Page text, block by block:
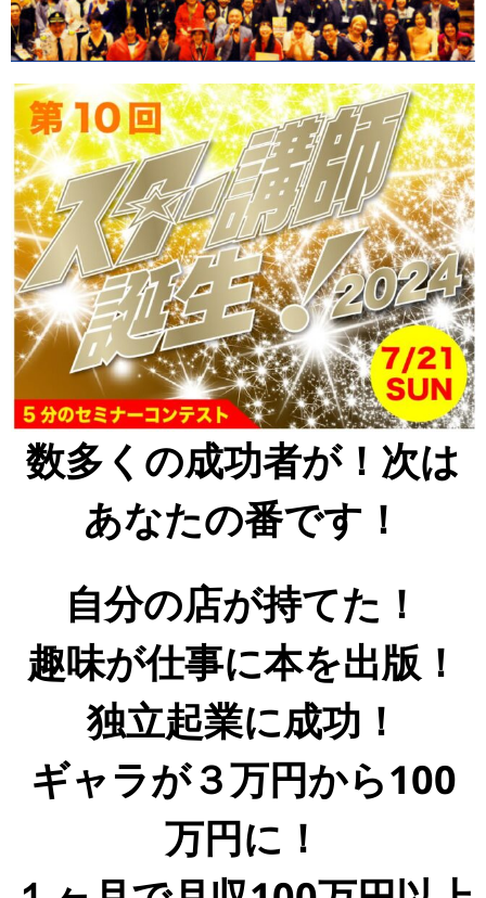
数多くの成功者が！次は
あなたの番です！
自分の店が持てた！
趣味が仕事に本を出版！
独立起業に成功！
ギャラが３万円から100
万円に！